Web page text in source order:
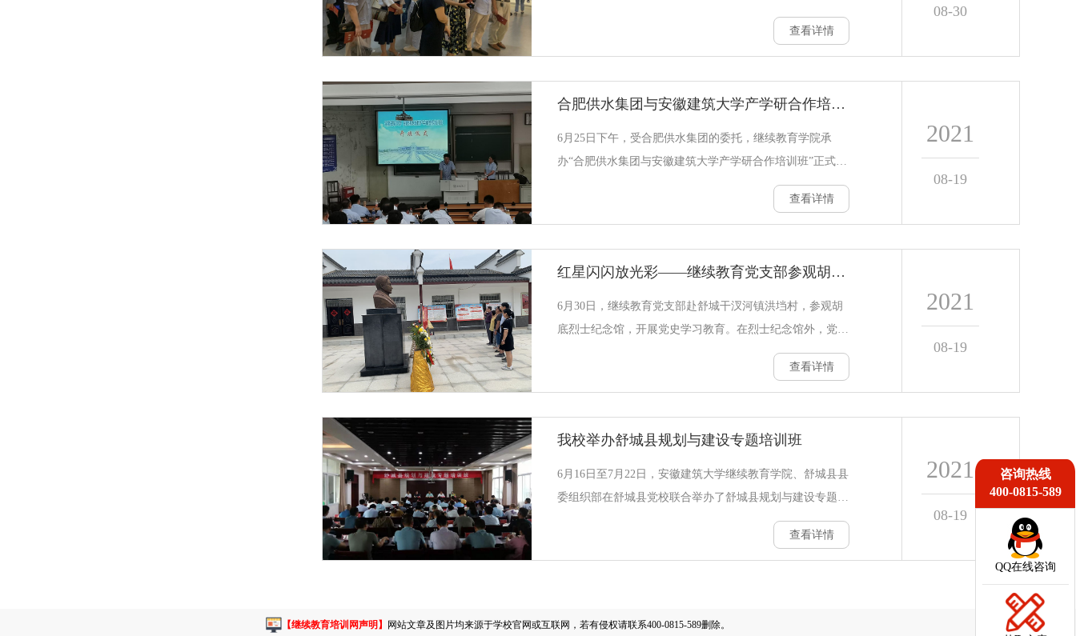
展”。展览以时间发展为线，以重大历史事件为切入点，分
为“缔造新世界”、“建设新家园”、“奋进新时期”和“阔步新时
拓创新的豪情毅力、敢于担当的牺牲奉献，铸就出中国革命
道路中的安徽情怀，显示了中国革命力量中的安徽风范。参
观结束后，支部党员纷纷表示要弘扬伟大伟大建党精神，赓
查看详情
08-30
合肥供水集团与安徽建筑大学产学研合作培训班开班
6月25日下午，受合肥供水集团的委托，继续教育学院承
办“合肥供水集团与安徽建筑大学产学研合作培训班”正式开
班，来自合肥供水集团各单位的骨干240名学员参加此次培
训。本次校企合作培养项目供水集团党委和学校党委都高度
进产教融合、校企合作、工学结合是职业教育工作的重中之
重。但当前我校校企合作的深度与广度还有待加强，校企合
作实践中的校企双方并没有真正做到“知己知彼”，尤其是对
查看详情
2021
08-19
红星闪闪放光彩——继续教育党支部参观胡底烈士纪念馆开展党史学习教育
6月30日，继续教育党支部赴舒城干汊河镇洪垱村，参观胡
底烈士纪念馆，开展党史学习教育。在烈士纪念馆外，党员
同志瞻仰了胡底烈士铜像，集体向党旗宣誓，重温了入党誓
词，对党忠诚，积极工作，为共产主义奋斗终身。在纪念馆
命先烈的牺牲，不能忘记历代共产党人的筚路蓝缕。参观胡
底烈士纪念馆后，同志们纷纷表示，胡底烈士就像一颗红星
不断闪耀照亮前方的路。作为共产党员，要牢牢记住革命先
查看详情
2021
08-19
我校举办舒城县规划与建设专题培训班
6月16日至7月22日，安徽建筑大学继续教育学院、舒城县县
委组织部在舒城县党校联合举办了舒城县规划与建设专题培
训班。本次培训班的学员来自舒城县人大、乡镇、住建局、
规划局、水利局、农村农业局、文旅体局、交通运输局共计
查看详情
2021
08-19
【继续教育培训网声明】 网站文章及图片均来源于学校官网或互联网，若有侵权请联系400-0815-589删除。
咨询热线
400-0815-589
QQ在线咨询